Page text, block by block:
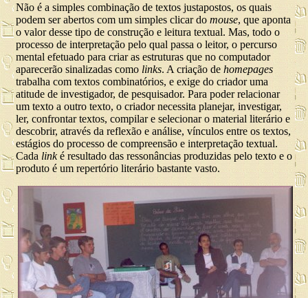
Não é a simples combinação de textos justapostos, os quais
podem ser abertos com um simples clicar do mouse, que aponta
o valor desse tipo de construção e leitura textual. Mas, todo o
processo de interpretação pelo qual passa o leitor, o percurso
mental efetuado para criar as estruturas que no computador
aparecerão sinalizadas como links. A criação de homepages
trabalha com textos combinatórios, e exige do criador uma
atitude de investigador, de pesquisador. Para poder relacionar
um texto a outro texto, o criador necessita planejar, investigar,
ler, confrontar textos, compilar e selecionar o material literário e
descobrir, através da reflexão e análise, vínculos entre os textos,
estágios do processo de compreensão e interpretação textual.
Cada linké resultado das ressonâncias produzidas pelo texto e o
produto é um repertório literário bastante vasto.